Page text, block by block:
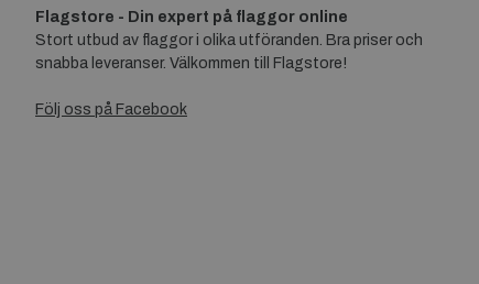
Flagstore - Din expert på flaggor online
Stort utbud av flaggor i olika utföranden. Bra priser och
snabba leveranser. Välkommen till Flagstore!
Följ oss på Facebook